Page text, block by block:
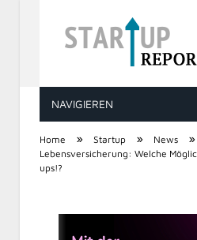
STARTUP
NAVIGIEREN
Home » Startup » News »
Lebensversicherung: Welche
ups!?